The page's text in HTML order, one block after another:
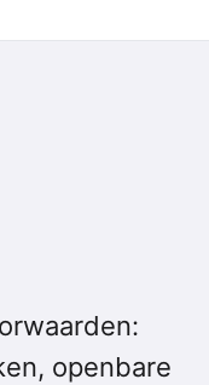
openbare